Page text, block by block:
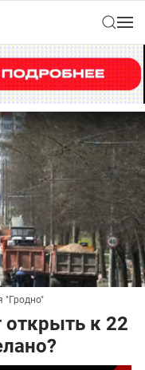
"Гродно"
открыть к 22